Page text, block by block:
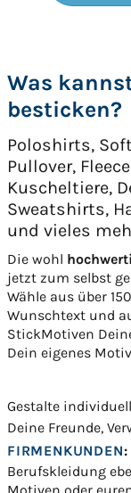
Was
besticken?
Poloshirts,
Pullover,
Kuscheltiere,
Sweatshirts,
und vieles
Die wohl
jetzt zum selbst
Wähle aus über
Wunschtext und
StickMotiven
Dein eigenes
Gestalte
Deine Freunde,
FIRMENKUNDEN:
Berufskleidung